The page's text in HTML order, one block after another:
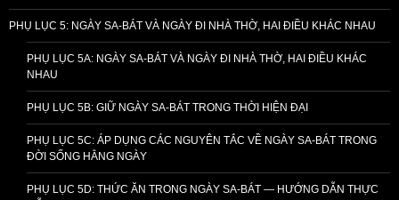
PHỤ LỤC 5: NGÀY SA-BÁT VÀ NGÀY ĐI NHÀ THỜ, HAI ĐIỀU KHÁC NHAU
PHỤ LỤC 5A: NGÀY SA-BÁT VÀ NGÀY ĐI NHÀ THỜ, HAI ĐIỀU KHÁC
NHAU
PHỤ LỤC 5B: GIỮ NGÀY SA-BÁT TRONG THỜI HIỆN ĐẠI
PHỤ LỤC 5C: ÁP DỤNG CÁC NGUYÊN TẮC VỀ NGÀY SA-BÁT TRONG
ĐỜI SỐNG HẰNG NGÀY
PHỤ LỤC 5D: THỨC ĂN TRONG NGÀY SA-BÁT — HƯỚNG DẪN THỰC